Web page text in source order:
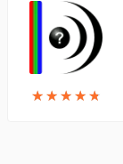
★★★★★
★★★★★